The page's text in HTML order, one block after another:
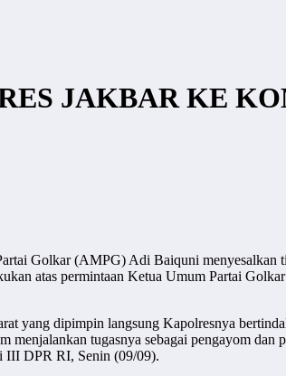
JAKBAR KE
Golkar (AMPG) Adi Baiquni menyesalkan
atas permintaan Ketua Umum Partai
yang dipimpin langsung Kapolresnya
tugasnya sebagai pengayom
III DPR RI, Senin (09/09).